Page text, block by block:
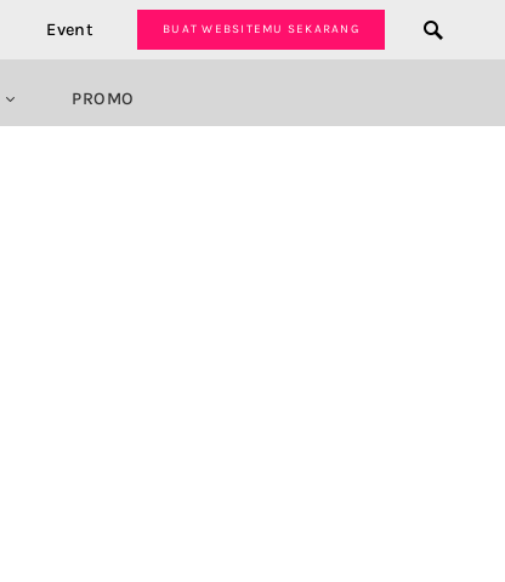
Event BUAT WEBSITEMU SEKARANG
PROMO